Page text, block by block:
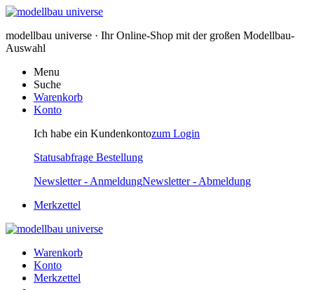
modellbau universe · Ihr Online-Shop mit der großen Modellbau-
Auswahl
Menu
Suche
Warenkorb
Konto
Ich habe ein Kundenkontozum Login
Statusabfrage Bestellung
Newsletter - AnmeldungNewsletter - Abmeldung
Merkzettel
Warenkorb
Konto
Merkzettel